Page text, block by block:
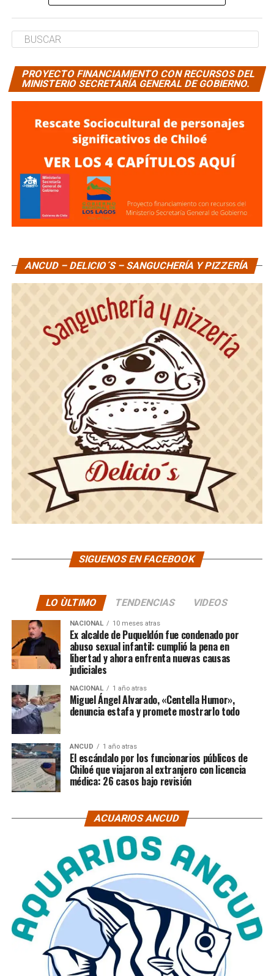
PROYECTO FINANCIAMIENTO CON RECURSOS DEL
MINISTERIO SECRETARÍA GENERAL DE GOBIERNO.
ANCUD – DELICIO´S – SANGUCHERÍA Y PIZZERÍA
SIGUENOS EN FACEBOOK
LO ÙLTIMO TENDENCIAS VIDEOS
NACIONAL 10 meses atras
Ex alcalde de Puqueldón fue condenado por
abuso sexual infantil: cumplió la pena en
libertad y ahora enfrenta nuevas causas
judiciales
NACIONAL 1 año atras
Miguel Ángel Alvarado, «Centella Humor»,
denuncia estafa y promete mostrarlo todo
ANCUD 1 año atras
El escándalo por los funcionarios públicos de
Chiloé que viajaron al extranjero con licencia
médica: 26 casos bajo revisión
ACUARIOS ANCUD